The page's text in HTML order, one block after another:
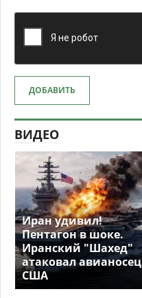
ДОБАВИТЬ
ВИДЕО
Иран удивил!
Пентагон в шоке.
Иранский "Шахед"
атаковал авианосец
США